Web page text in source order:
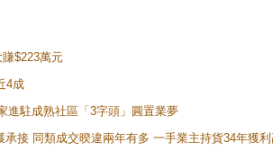
$223萬元
4成
進駐成熟社區「3字頭」圓置業夢
接 同類成交暌違兩年有多 一手業主持貨34年獲